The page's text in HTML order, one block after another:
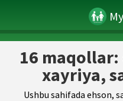
16
xayriya,
Ushbu sahifada ehson,